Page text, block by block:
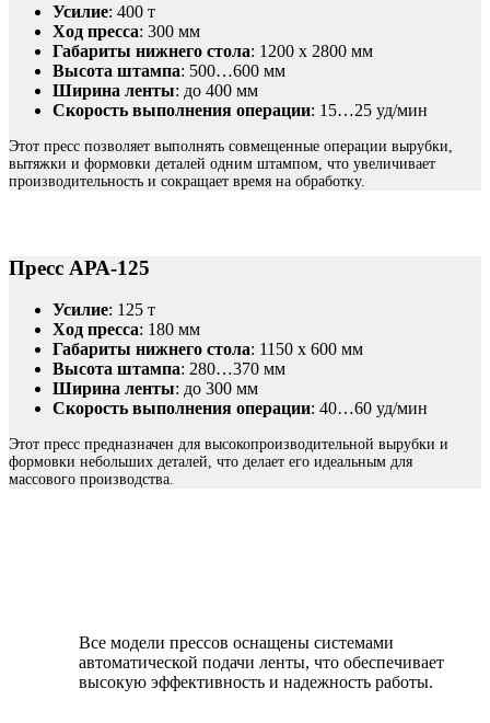
Усилие: 400 т
Ход пресса: 300 мм
Габариты нижнего стола: 1200 x 2800 мм
Высота штампа: 500…600 мм
Ширина ленты: до 400 мм
Скорость выполнения операции: 15…25 уд/мин
Этот пресс позволяет выполнять совмещенные операции вырубки,
вытяжки и формовки деталей одним штампом, что увеличивает
производительность и сокращает время на обработку.
Пресс АРА-125
Усилие: 125 т
Ход пресса: 180 мм
Габариты нижнего стола: 1150 x 600 мм
Высота штампа: 280…370 мм
Ширина ленты: до 300 мм
Скорость выполнения операции: 40…60 уд/мин
Этот пресс предназначен для высокопроизводительной вырубки и
формовки небольших деталей, что делает его идеальным для
массового производства.
Все модели прессов оснащены системами
автоматической подачи ленты, что обеспечивает
высокую эффективность и надежность работы.